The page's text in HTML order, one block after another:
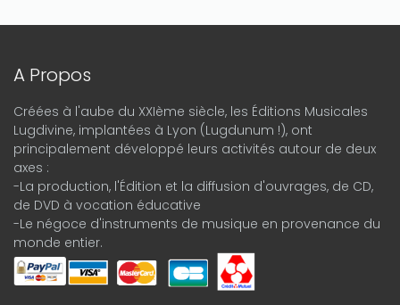
A Propos
Créées à l'aube du XXIème siècle, les Éditions Musicales
Lugdivine, implantées à Lyon (Lugdunum !), ont
principalement développé leurs activités autour de deux
axes :
-La production, l'Édition et la diffusion d'ouvrages, de CD,
de DVD à vocation éducative
-Le négoce d'instruments de musique en provenance du
monde entier.